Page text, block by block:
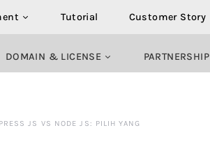
Tutorial Customer Story
DOMAIN & LICENSE PARTNERSHIP
JS VS NODE JS: PILIH YANG